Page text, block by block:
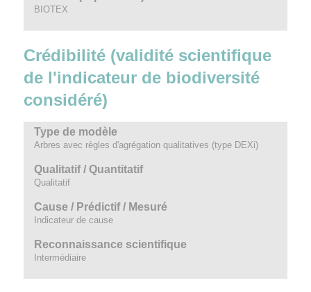
BIOTEX
Crédibilité (validité scientifique
de l'indicateur de biodiversité
considéré)
Type de modèle
Arbres avec règles d'agrégation qualitatives (type DEXi)
Qualitatif / Quantitatif
Qualitatif
Cause / Prédictif / Mesuré
Indicateur de cause
Reconnaissance scientifique
Intermédiaire